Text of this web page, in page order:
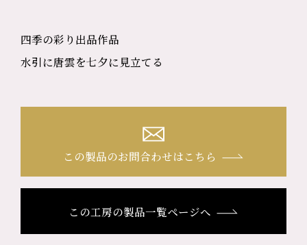
四季の彩り出品作品
水引に唐雲を七夕に見立てる
この製品のお問合わせはこちら
この工房の製品一覧ページへ